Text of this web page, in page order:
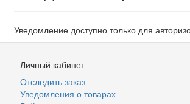
Уведомление доступно только для
Личный кабинет
Отследить заказ
Уведомления о товарах